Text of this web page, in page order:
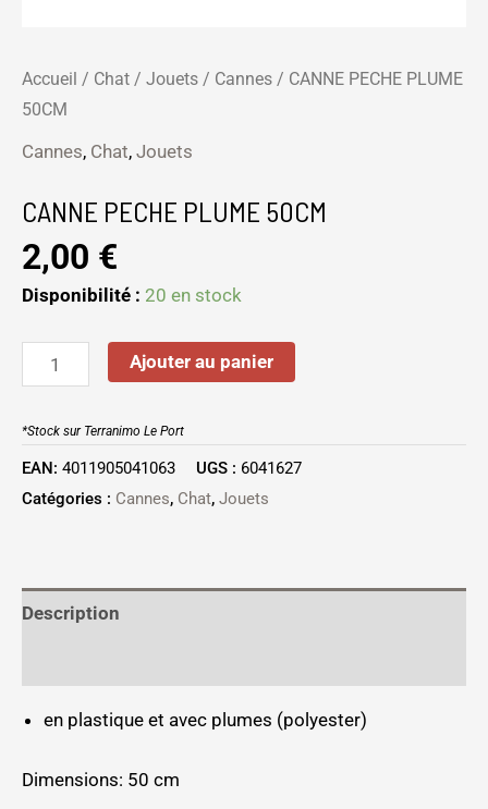
Accueil / Chat / Jouets / Cannes / CANNE PECHE PLUME
50CM
Cannes, Chat, Jouets
CANNE PECHE PLUME 50CM
2,00 €
Disponibilité : 20 en stock
Ajouter au panier
*Stock sur Terranimo Le Port
EAN: 4011905041063 UGS : 6041627
Catégories : Cannes, Chat, Jouets
Description
en plastique et avec plumes (polyester)
Dimensions: 50 cm